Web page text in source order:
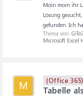
Moin moin ihr
Lösung
gefunden. Ich
Thema von:
Microsoft Excel
M (Office 365)
Tabelle